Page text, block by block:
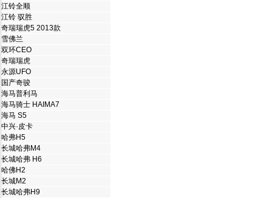
江铃全顺
江铃 驭胜
奇瑞瑞虎5 2013款
雪佛兰
双环CEO
奇瑞瑞虎
永源UFO
国产奇骏
海马普利马
海马骑士 HAIMA7
海马 S5
中兴·皮卡
哈弗H5
长城哈弗M4
长城哈弗 H6
哈佛H2
长城M2
长城哈弗H9